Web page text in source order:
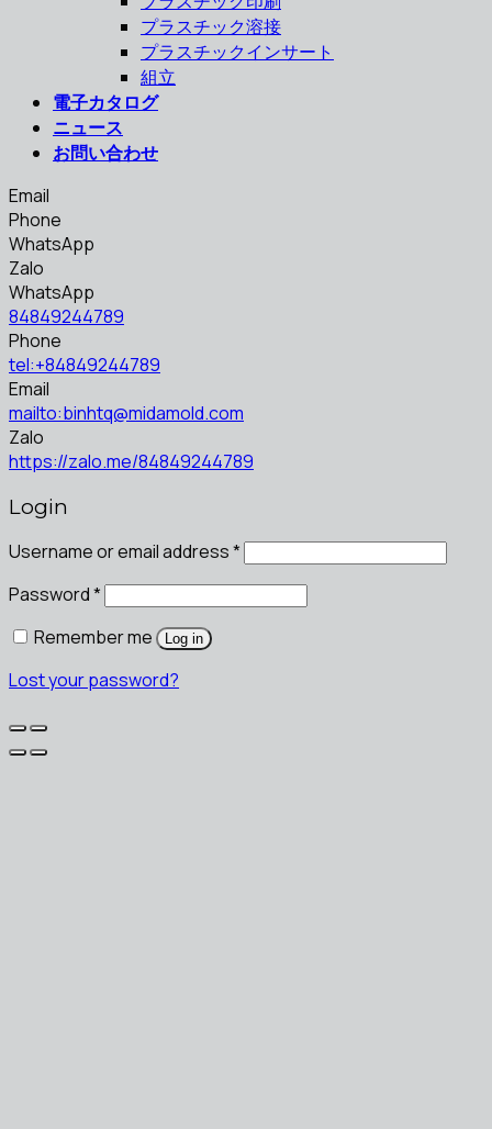
プラスチック溶接
プラスチックインサート
組立
電子カタログ
ニュース
お問い合わせ
Email
Phone
WhatsApp
Zalo
WhatsApp
84849244789
Phone
tel:+84849244789
Email
mailto:binhtq@midamold.com
Zalo
https://zalo.me/84849244789
Login
Username or email address*
Password*
Remember me
Log in
Lost your password?